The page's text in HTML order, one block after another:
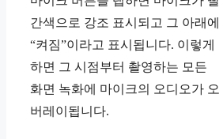
간색으로 강조 표시되고 그 아래에
“켜짐”이라고 표시됩니다. 이렇게
하면 그 시점부터 촬영하는 모든
화면 녹화에 마이크의 오디오가 오
버레이됩니다.